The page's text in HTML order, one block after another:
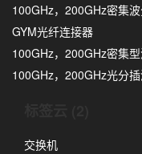
100GHz，200GHz密集
GYM光纤连接器
100GHz，200GHz密集
100GHz，200GHz光分
交换机